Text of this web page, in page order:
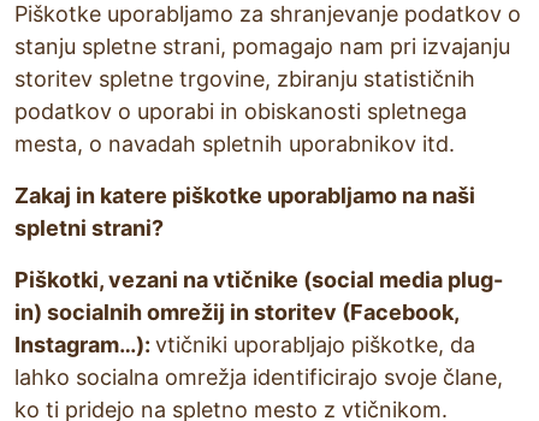
Piškotke uporabljamo za shranjevanje podatkov o
stanju spletne strani, pomagajo nam pri izvajanju
storitev spletne trgovine, zbiranju statističnih
podatkov o uporabi in obiskanosti spletnega
mesta, o navadah spletnih uporabnikov itd.
Zakaj in katere piškotke uporabljamo na naši
spletni strani?
Piškotki, vezani na vtičnike (social media plug-
in) socialnih omrežij in storitev (Facebook,
Instagram…): vtičniki uporabljajo piškotke, da
lahko socialna omrežja identificirajo svoje člane,
ko ti pridejo na spletno mesto z vtičnikom.